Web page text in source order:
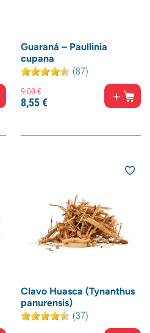
Guaraná – Paullinia
cupana
(87)
9,00€
8,55€
Clavo Huasca (Tynanthus
panurensis)
(37)